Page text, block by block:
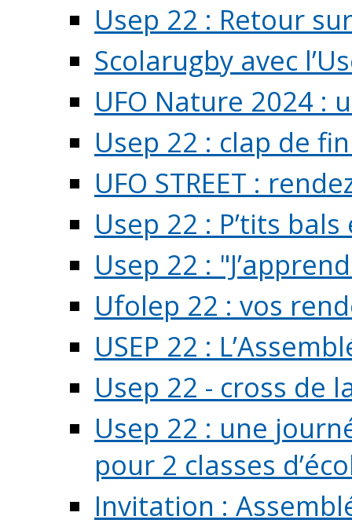
Usep 22 : Retour
Scolarugby avec
UFO Nature 2024 :
Usep 22 : clap de
UFO STREET :
Usep 22 : P’tits
Usep 22 :
Ufolep 22 : vos
USEP 22 :
Usep 22 - cross de
Usep 22 : une
pour 2 classes
Invitation :